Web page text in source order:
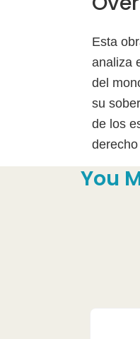
Esta
analiza
del
su
de los
You